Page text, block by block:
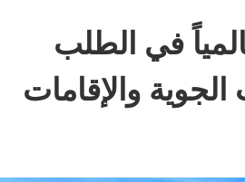
في الطلب
والإقامات